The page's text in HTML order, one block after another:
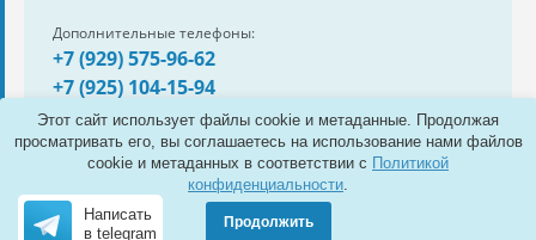
Этот сайт использует файлы cookie и метаданные. Продолжая
просматривать его, вы соглашаетесь на использование нами файлов
cookie и метаданных в соответствии с Политикой
конфиденциальности.
Продолжить
Написать
в telegram
Дополнительные телефоны:
+7 (929) 575-96-62
+7 (925) 104-15-94
Также нам можно написать:
e-mail:info@s-standard.ru
Полная версия сайта
© 2011 Таможенный брокер